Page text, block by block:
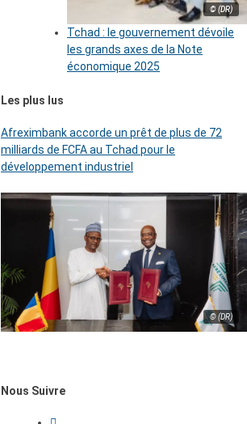
© (DR)
Tchad : le gouvernement dévoile
les grands axes de la Note
économique 2025
Les plus lus
Afreximbank accorde un prêt de plus de 72
milliards de FCFA au Tchad pour le
développement industriel
© (DR)
Nous Suivre